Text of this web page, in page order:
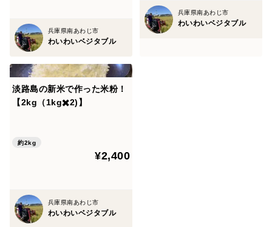
兵庫県南あわじ市
わいわいベジタブル
兵庫県南あわじ市
わいわいベジタブル
淡路島の新米で作った米粉！
【2kg（1kg✖️2)】
約2kg
¥2,400
兵庫県南あわじ市
わいわいベジタブル